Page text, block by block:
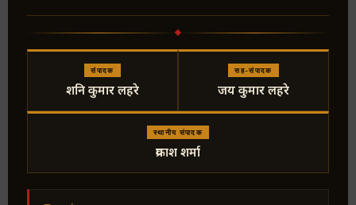
संपादक
शनि कुमार लहरे
सह-संपादक
जय कुमार लहरे
स्थानीय संपादक
प्रकाश शर्मा